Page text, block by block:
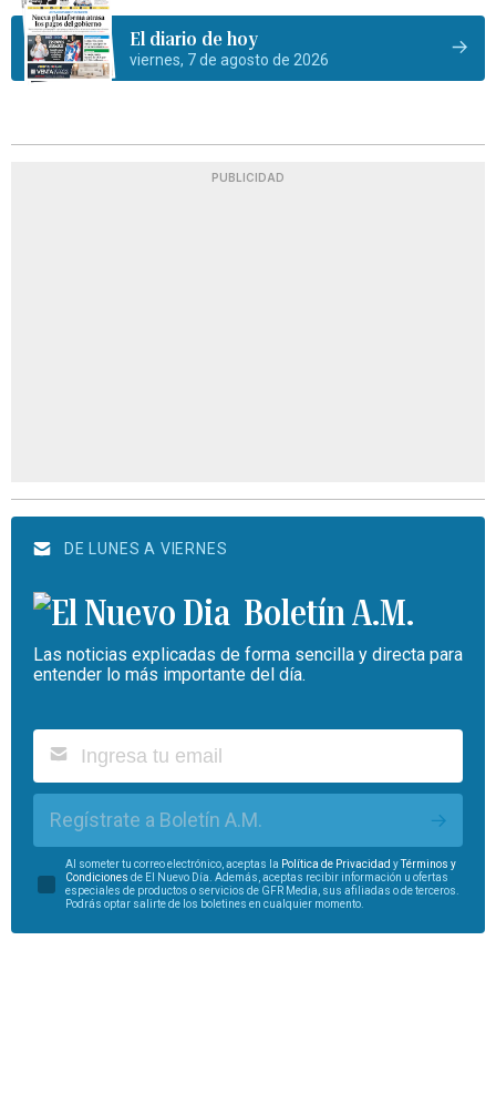
El diario de hoy
viernes, 7 de agosto de 2026
PUBLICIDAD
DE LUNES A VIERNES
Boletín A.M.
Las noticias explicadas de forma sencilla y directa para
entender lo más importante del día.
Regístrate a Boletín A.M.
Al someter tu correo electrónico, aceptas la Política de Privacidad yTérminos y
Condiciones de El Nuevo Día. Además, aceptas recibir información u ofertas
especiales de productos o servicios de GFR Media, sus afiliadas o de terceros.
Podrás optar salirte de los boletines en cualquier momento.